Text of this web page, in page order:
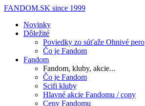
FANDOM.SK since 1999
Novinky
Dôležité
Poviedky zo súťaže Ohnivé pero
Čo je Fandom
Fandom
Fandom, kluby, akcie...
Čo je Fandom
Scifi kluby
Hlavné akcie Fandomu / cony
Ceny Fandomu